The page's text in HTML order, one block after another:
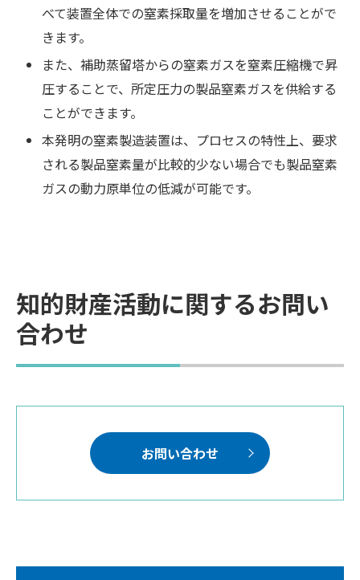
べて装置全体での窒素採取量を増加させることがで
きます。
また、補助蒸留塔からの窒素ガスを窒素圧縮機で昇
圧することで、所定圧力の製品窒素ガスを供給する
ことができます。
本発明の窒素製造装置は、プロセスの特性上、要求
される製品窒素量が比較的少ない場合でも製品窒素
ガスの動力原単位の低減が可能です。
知的財産活動に関するお問い
合わせ
お問い合わせ